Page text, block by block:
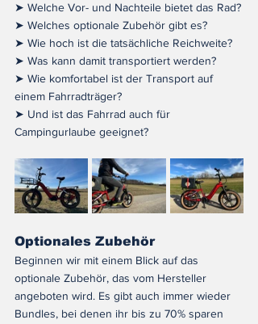
➤ Welche Vor- und Nachteile bietet das Rad?
➤ Welches optionale Zubehör gibt es?
➤ Wie hoch ist die tatsächliche Reichweite?
➤ Was kann damit transportiert werden?
➤ Wie komfortabel ist der Transport auf
einem Fahrradträger?
➤ Und ist das Fahrrad auch für
Campingurlaube geeignet?
Optionales Zubehör
Beginnen wir mit einem Blick auf das
optionale Zubehör, das vom Hersteller
angeboten wird. Es gibt auch immer wieder
Bundles, bei denen ihr bis zu 70% sparen